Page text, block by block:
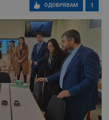
1
ОДОБРЯВАМ